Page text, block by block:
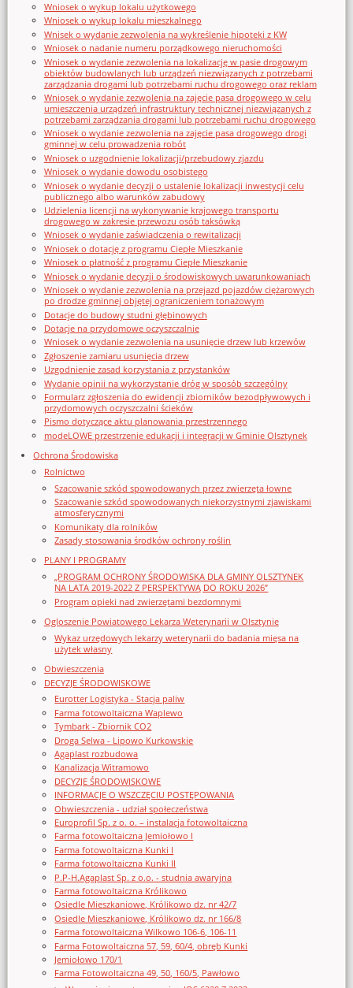
Wniosek o wykup lokalu użytkowego
Wniosek o wykup lokalu mieszkalnego
Wnisek o wydanie zezwolenia na wykreślenie hipoteki z KW
Wniosek o nadanie numeru porządkowego nieruchomości
Wniosek o wydanie zezwolenia na lokalizację w pasie drogowym
obiektów budowlanych lub urządzeń niezwiązanych z potrzebami
zarządzania drogami lub potrzebami ruchu drogowego oraz reklam
Wniosek o wydanie zezwolenia na zajęcie pasa drogowego w celu
umieszczenia urządzeń infrastruktury technicznej niezwiązanych z
potrzebami zarządzania drogami lub potrzebami ruchu drogowego
Wniosek o wydanie zezwolenia na zajęcie pasa drogowego drogi
gminnej w celu prowadzenia robót
Wniosek o uzgodnienie lokalizacji/przebudowy zjazdu
Wniosek o wydanie dowodu osobistego
Wniosek o wydanie decyzji o ustalenie lokalizacji inwestycji celu
publicznego albo warunków zabudowy
Udzielenia licencji na wykonywanie krajowego transportu
drogowego w zakresie przewozu osób taksówką
Wniosek o wydanie zaświadczenia o rewitalizacji
Wniosek o dotację z programu Ciepłe Mieszkanie
Wniosek o płatność z programu Ciepłe Mieszkanie
Wniosek o wydanie decyzji o środowiskowych uwarunkowaniach
Wniosek o wydanie zezwolenia na przejazd pojazdów ciężarowych
po drodze gminnej objętej ograniczeniem tonażowym
Dotacje do budowy studni głębinowych
Dotacje na przydomowe oczyszczalnie
Wniosek o wydanie zezwolenia na usunięcie drzew lub krzewów
Zgłoszenie zamiaru usunięcia drzew
Uzgodnienie zasad korzystania z przystanków
Wydanie opinii na wykorzystanie dróg w sposób szczególny
Formularz zgłoszenia do ewidencji zbiorników bezodpływowych i
przydomowych oczyszczalni ścieków
Pismo dotyczące aktu planowania przestrzennego
modeLOWE przestrzenie edukacji i integracji w Gminie Olsztynek
Ochrona Środowiska
Rolnictwo
Szacowanie szkód spowodowanych przez zwierzęta łowne
Szacowanie szkód spowodowanych niekorzystnymi zjawiskami
atmosferycznymi
Komunikaty dla rolników
Zasady stosowania środków ochrony roślin
PLANY I PROGRAMY
„PROGRAM OCHRONY ŚRODOWISKA DLA GMINY OLSZTYNEK
NA LATA 2019-2022 Z PERSPEKTYWĄ DO ROKU 2026”
Program opieki nad zwierzętami bezdomnymi
Ogloszenie Powiatowego Lekarza Weterynarii w Olsztynie
Wykaz urzędowych lekarzy weterynarii do badania mięsa na
użytek własny
Obwieszczenia
DECYZJE ŚRODOWISKOWE
Eurotter Logistyka - Stacja paliw
Farma fotowoltaiczna Waplewo
Tymbark - Zbiornik CO2
Droga Selwa - Lipowo Kurkowskie
Agaplast rozbudowa
Kanalizacja Witramowo
DECYZJE ŚRODOWISKOWE
INFORMACJE O WSZCZĘCIU POSTĘPOWANIA
Obwieszczenia - udział społeczeństwa
Europrofil Sp. z o. o. – instalacja fotowoltaiczna
Farma fotowoltaiczna Jemiołowo I
Farma fotowoltaiczna Kunki I
Farma fotowoltaiczna Kunki II
P.P-H.Agaplast Sp. z o.o. - studnia awaryjna
Farma fotowoltaiczna Królikowo
Osiedle Mieszkaniowe, Królikowo dz. nr 42/7
Osiedle Mieszkaniowe, Królikowo dz. nr 166/8
Farma fotowoltaiczna Wilkowo 106-6, 106-11
Farma Fotowoltaiczna 57, 59, 60/4, obręb Kunki
Jemiołowo 170/1
Farma Fotowoltaiczna 49, 50, 160/5, Pawłowo